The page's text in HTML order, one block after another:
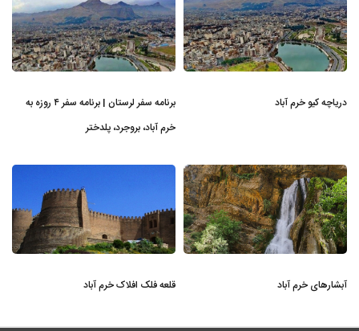
دریاچه کیو خرم آباد
برنامه سفر لرستان | برنامه سفر ۴ روزه به
خرم آباد، بروجرد، پلدختر
آبشارهای خرم آباد قلعه فلک افلاک خرم آباد